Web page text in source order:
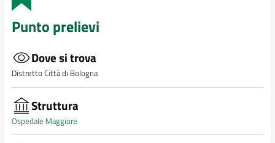
Punto prelievi
Dove si trova
Distretto Città di Bologna
Struttura
Ospedale Maggiore